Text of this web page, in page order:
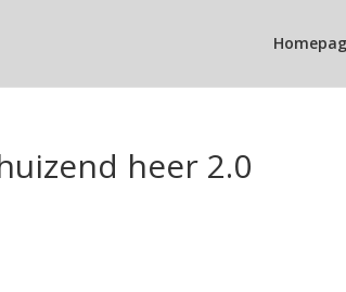
heer 2.0